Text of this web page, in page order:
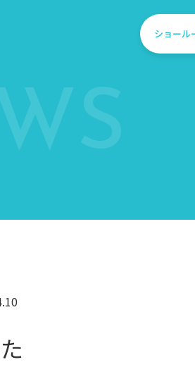
ショール